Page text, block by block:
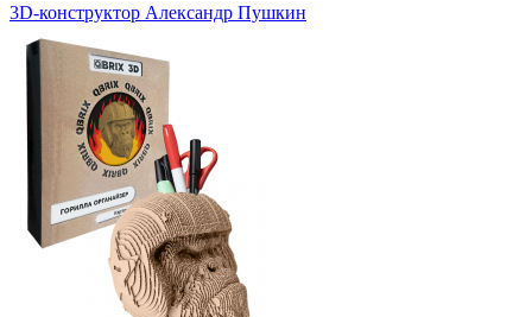
3D-конструктор Александр Пушкин